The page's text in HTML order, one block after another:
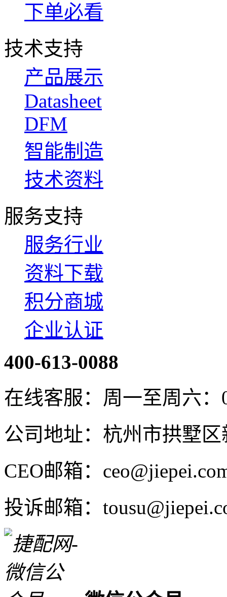
下单必看
技术支持
产品展示
Datasheet
DFM
智能制造
技术资料
服务支持
服务行业
资料下载
积分商城
企业认证
400-613-0088
在线客服：周一至周六：
公司地址：杭州市拱墅
CEO邮箱：
投诉邮箱：